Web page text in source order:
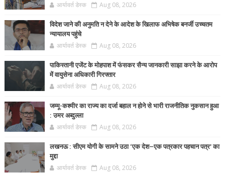
आर्यावर्त डेस्क Aug 08, 2026
विदेश जाने की अनुमति न देने के आदेश के खिलाफ अभिषेक बनर्जी उच्चतम
न्यायालय पहुंचे
आर्यावर्त डेस्क Aug 08, 2026
पाकिस्तानी एजेंट के मोहपाश में फंसकर सैन्य जानकारी साझा करने के आरोप
में वायुसेना अधिकारी गिरफ्तार
आर्यावर्त डेस्क Aug 08, 2026
जम्मू-कश्मीर का राज्य का दर्जा बहाल न होने से भारी राजनीतिक नुकसान हुआ
: उमर अब्दुल्ला
आर्यावर्त डेस्क Aug 08, 2026
लखनऊ : सीएम योगी के सामने उठा ‘एक देश–एक पत्रकार पहचान पत्र’ का
मुद्दा
आर्यावर्त डेस्क Aug 08, 2026